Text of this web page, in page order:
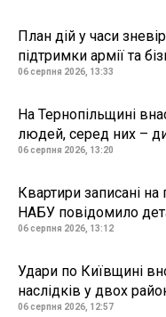
План дій у часи
підтримки армії та
06 серпня 2026, 13:33
На Тернопільщині
людей, серед них –
06 серпня 2026, 13:20
Квартири записані на
НАБУ повідомило
06 серпня 2026, 13:12
Удари по Київщині
наслідків у двох
06 серпня 2026, 12:57